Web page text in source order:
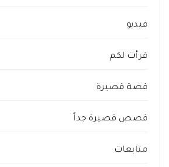
فيديو
قرأت لكم
قصة قصيرة
قصص قصيرة جداً
متابعات